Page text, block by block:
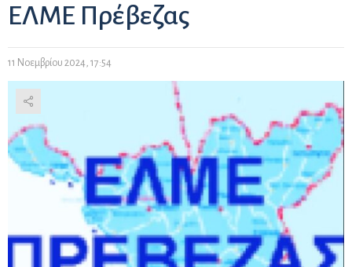
ΕΛΜΕ Πρέβεζας
11 Νοεμβρίου 2024, 17:54